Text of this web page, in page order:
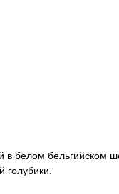
в белом бельгийском
голубики.